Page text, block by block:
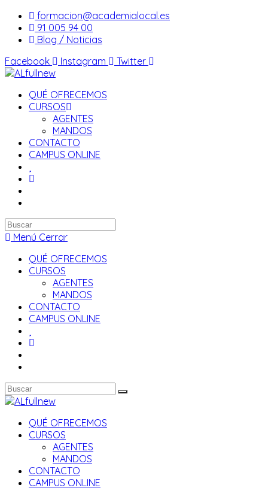
Saltar
contenido
formacion@academialocal.es
91 005 94 00
Blog / Noticias
Facebook
Instagram Twitter
QUÉ OFRECEMOS
CURSOS
AGENTES
MANDOS
CONTACTO
CAMPUS ONLINE
Buscar
en
web
Menú Cerrar
QUÉ OFRECEMOS
CURSOS
AGENTES
MANDOS
CONTACTO
CAMPUS ONLINE
QUÉ OFRECEMOS
CURSOS
AGENTES
MANDOS
CONTACTO
CAMPUS ONLINE